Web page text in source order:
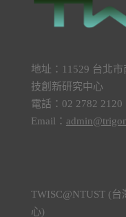
地址：11529 台北
技創新研究中心
電話：02 2782 2120
Email：
TWISC@NTUST (
心)